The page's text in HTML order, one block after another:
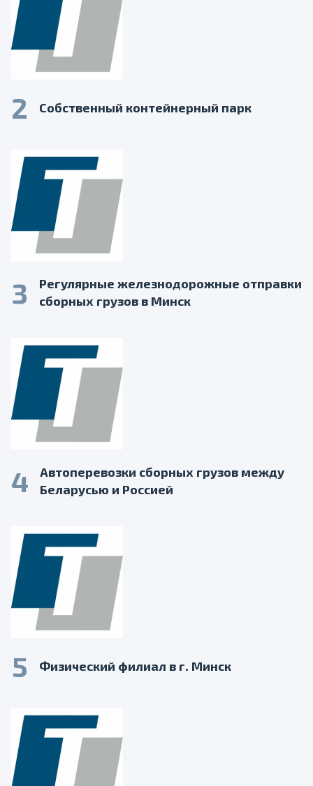
2 Собственный контейнерный парк
3
Регулярные железнодорожные отправки
сборных грузов в Минск
4
Автоперевозки сборных грузов между
Беларусью и Россией
5 Физический филиал в г. Минск